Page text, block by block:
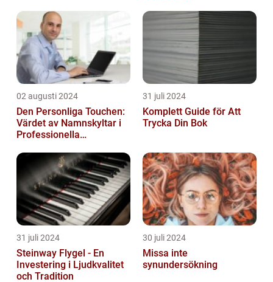
02 augusti 2024
Den Personliga Touchen:
Värdet av Namnskyltar i
Professionella
31 juli 2024
Komplett Guide för Att
Trycka Din Bok
31 juli 2024
Steinway Flygel - En
Investering i Ljudkvalitet
och Tradition
30 juli 2024
Missa inte
synundersökning